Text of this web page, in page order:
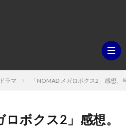
ラマ 「NOMAD メガロボクス2」感想
ロボクス2」感想。